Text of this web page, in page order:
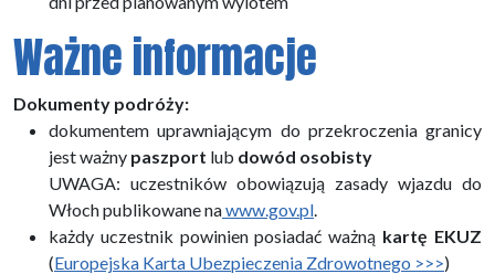
Ważne informacje
Dokumenty podróży:
dokumentem uprawniającym do przekroczenia granicy
jest ważny paszport lub dowód osobisty
UWAGA: uczestników obowiązują zasady wjazdu do
Włoch publikowane nawww.gov.pl
każdy uczestnik powinien posiadać ważną kartę EKUZ
(Europejska Karta Ubezpieczenia Zdrowotnego >>>)